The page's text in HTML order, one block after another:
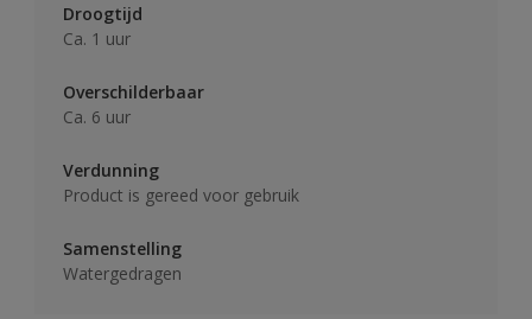
Droogtijd
Ca. 1 uur
Overschilderbaar
Ca. 6 uur
Verdunning
Product is gereed voor gebruik
Samenstelling
Watergedragen